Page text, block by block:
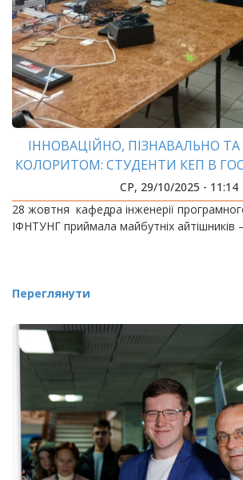
ІННОВАЦІЙНО, ПІЗНАВАЛЬНО
КОЛОРИТОМ: СТУДЕНТИ КЕП В
СР, 29/10/2025 - 11:14
28 жовтня кафедра інженерії
ІФНТУНГ приймала майбутніх айтішників
Переглянути